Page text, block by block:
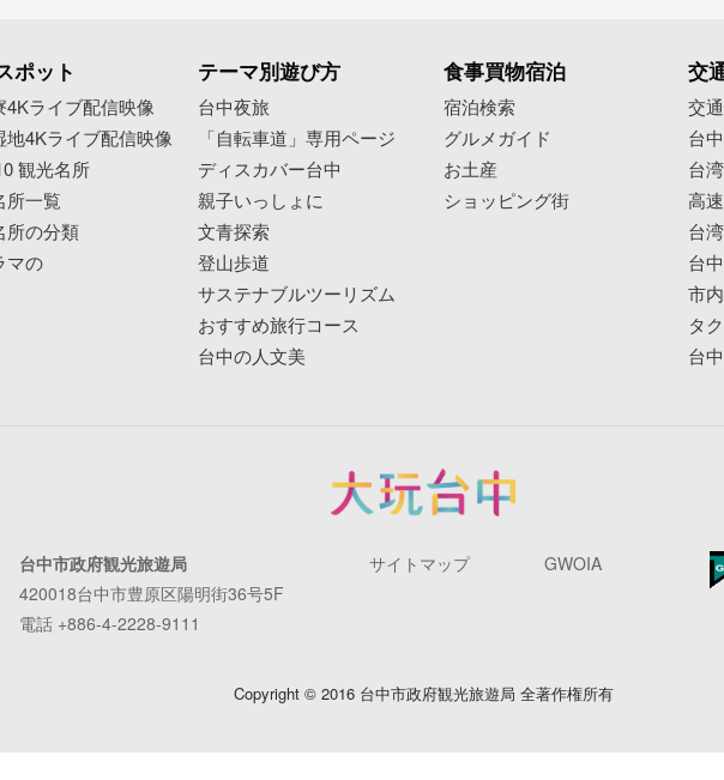
ポット
4Kライブ配信映像
地4Kライブ配信映像
観光名所
所一覧
所の分類
マの
テーマ別遊び方
台中夜旅
「自転車道」専用ページ
ディスカバー台中
親子いっしょに
文青探索
登山歩道
サステナブルツーリズム
おすすめ旅行コース
台中の人文美
食事買物宿泊
宿泊検索
グルメガイド
お土産
ショッピング街
交
交
台
台
高
台
台
市
タ
台
台中市政府観光旅遊局
420018台中市豊原区陽明街36号5F
電話 +886-4-2228-9111
サイトマップ GWOIA
Copyright © 2016 台中市政府観光旅遊局 全著作権所有